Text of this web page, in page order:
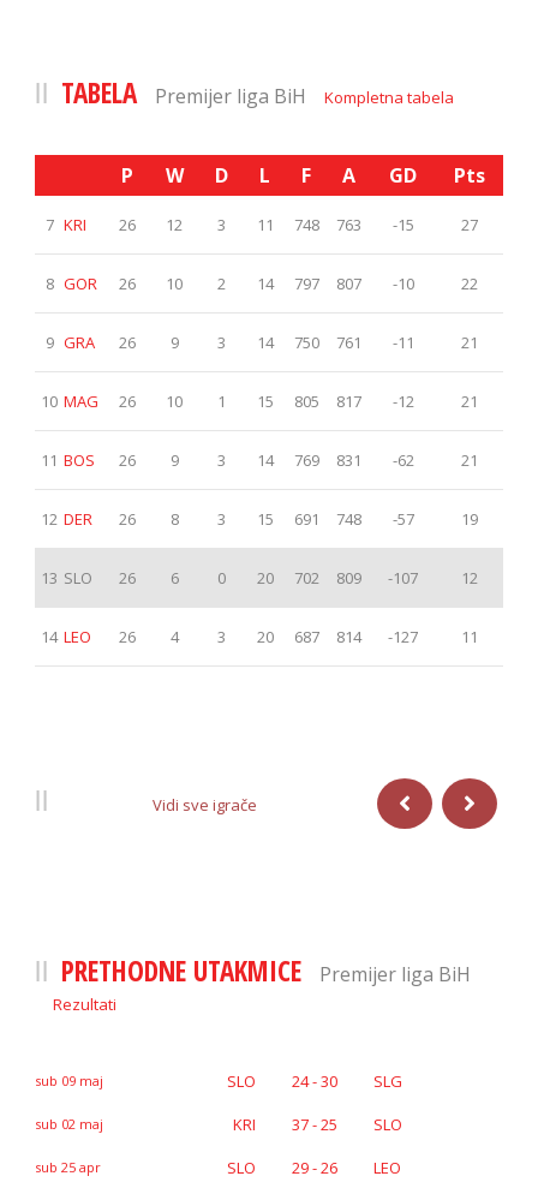
TABELA Premijer liga BiH Kompletna tabela
P W D L F A GD Pts
7 KRI 26 12 3 11 748 763 -15 27
8 GOR 26 10 2 14 797 807 -10 22
9 GRA 26 9 3 14 750 761 -11 21
10 MAG 26 10 1 15 805 817 -12 21
11 BOS 26 9 3 14 769 831 -62 21
12 DER 26 8 3 15 691 748 -57 19
13 SLO 26 6 0 20 702 809 -107 12
14 LEO 26 4 3 20 687 814 -127 11
Vidi sve igrače
PRETHODNE UTAKMICE Premijer liga BiH
Rezultati
sub 09 maj SLO 24 - 30 SLG
sub 02 maj KRI 37 - 25 SLO
sub 25 apr SLO 29 - 26 LEO